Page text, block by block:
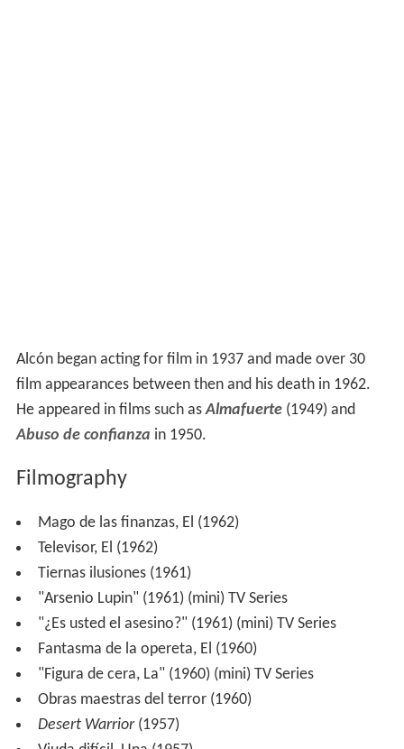
Alcón began acting for film in 1937 and made over 30
film appearances between then and his death in 1962.
He appeared in films such asAlmafuerte(1949) and
Abuso de confianza in 1950.
Filmography
Mago de las finanzas, El (1962)
Televisor, El (1962)
Tiernas ilusiones (1961)
"Arsenio Lupin" (1961) (mini) TV Series
"¿Es usted el asesino?" (1961) (mini) TV Series
Fantasma de la opereta, El (1960)
"Figura de cera, La" (1960) (mini) TV Series
Obras maestras del terror (1960)
Desert Warrior(1957)